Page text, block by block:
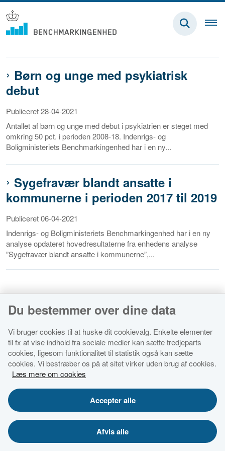
Børn og unge med psykiatrisk
debut
Publiceret 28-04-2021
Antallet af børn og unge med debut i psykiatrien er steget med
omkring 50 pct. i perioden 2008-18. Indenrigs- og
Boligministeriets Benchmarkingenhed har i en ny...
Sygefravær blandt ansatte i
kommunerne i perioden 2017 til 2019
Publiceret 06-04-2021
Indenrigs- og Boligministeriets Benchmarkingenhed har i en ny
analyse opdateret hovedresultaterne fra enhedens analyse
”Sygefravær blandt ansatte i kommunerne”,...
Økonomi- og Indenrigsministeriet
Tilgængelighedserklæring for dette websted
Cookies
Databestkyttelsespolitik
Du bestemmer over dine data
Vi bruger cookies til at huske dit cookievalg. Enkelte elementer
til fx at vise indhold fra sociale medier kan sætte tredjeparts
cookies, ligesom funktionalitet til statistik også kan sætte
cookies. Vi bestræber os på at sitet virker uden brug af cookies.
Læs mere om cookies
Accepter alle
Afvis alle